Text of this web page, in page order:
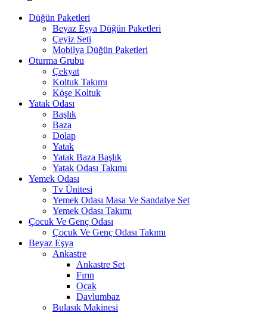
Düğün Paketleri
Beyaz Eşya Düğün Paketleri
Çeyiz Seti
Mobilya Düğün Paketleri
Oturma Grubu
Çekyat
Koltuk Takımı
Köşe Koltuk
Yatak Odası
Başlık
Baza
Dolap
Yatak
Yatak Baza Başlık
Yatak Odası Takımı
Yemek Odası
Tv Ünitesi
Yemek Odası Masa Ve Sandalye Set
Yemek Odası Takımı
Çocuk Ve Genç Odası
Çocuk Ve Genç Odası Takımı
Beyaz Eşya
Ankastre
Ankastre Set
Fırın
Ocak
Davlumbaz
Bulasık Makinesi